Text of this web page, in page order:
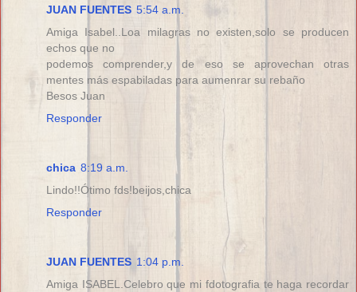
JUAN FUENTES 5:54 a.m.
Amiga Isabel..Loa milagras no existen,solo se producen
echos que no
podemos comprender,y de eso se aprovechan otras
mentes más espabiladas para aumenrar su rebaño
Besos Juan
Responder
chica 8:19 a.m.
Lindo!!Ótimo fds!beijos,chica
Responder
JUAN FUENTES 1:04 p.m.
Amiga ISABEL.Celebro que mi fdotografia te haga recordar